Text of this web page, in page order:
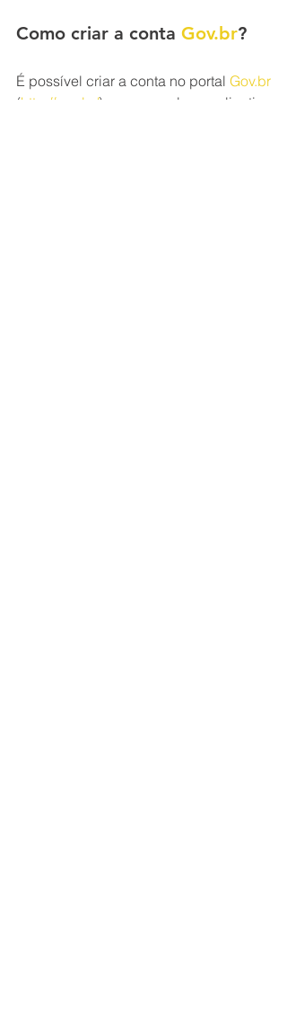
Como criar a conta Gov.br?
É possível criar a conta no portal Gov.br
(http://gov.br/) ou pelo aplicativo